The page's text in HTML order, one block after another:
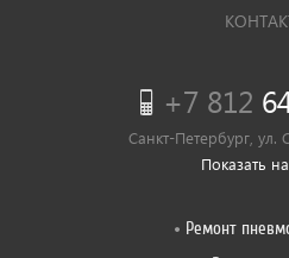
+7 812
Санкт-Петербург, ул.
Показать
Ремонт